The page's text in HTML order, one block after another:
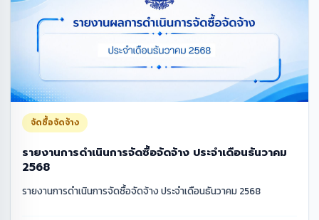
จัดซื้อจัดจ้าง
รายงานการดำเนินการจัดซื้อจัดจ้าง ประจำเดือนธันวาคม
2568
รายงานการดำเนินการจัดซื้อจัดจ้าง ประจำเดือนธันวาคม 2568